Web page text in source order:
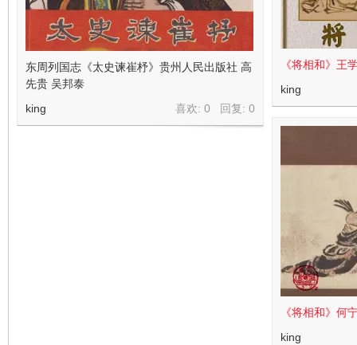
东周列国志《太史谏崔杼》贵州人民出版社 高
先贵 吴邦泰
喜欢: 0 回复: 0
king
《将相和》王
king
《将相和》何
king